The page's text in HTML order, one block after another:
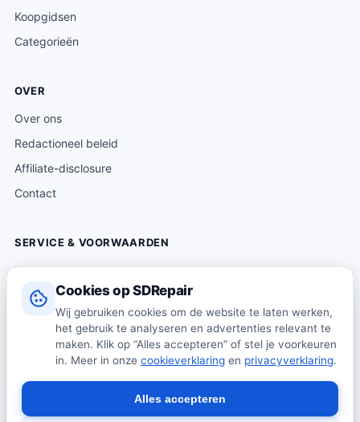
Cookies op SDRepair
Wij gebruiken cookies om de website te laten werken,
het gebruik te analyseren en advertenties relevant te
maken. Klik op “Alles accepteren” of stel je voorkeuren
in. Meer in onze cookieverklaring en privacyverklaring.
Alles accepteren
Koopgidsen
Categorieën
OVER
Over ons
Redactioneel beleid
Affiliate-disclosure
Contact
SERVICE & VOORWAARDEN
Klantenservice
Verzending & levering
Retourneren
Algemene voorwaarden